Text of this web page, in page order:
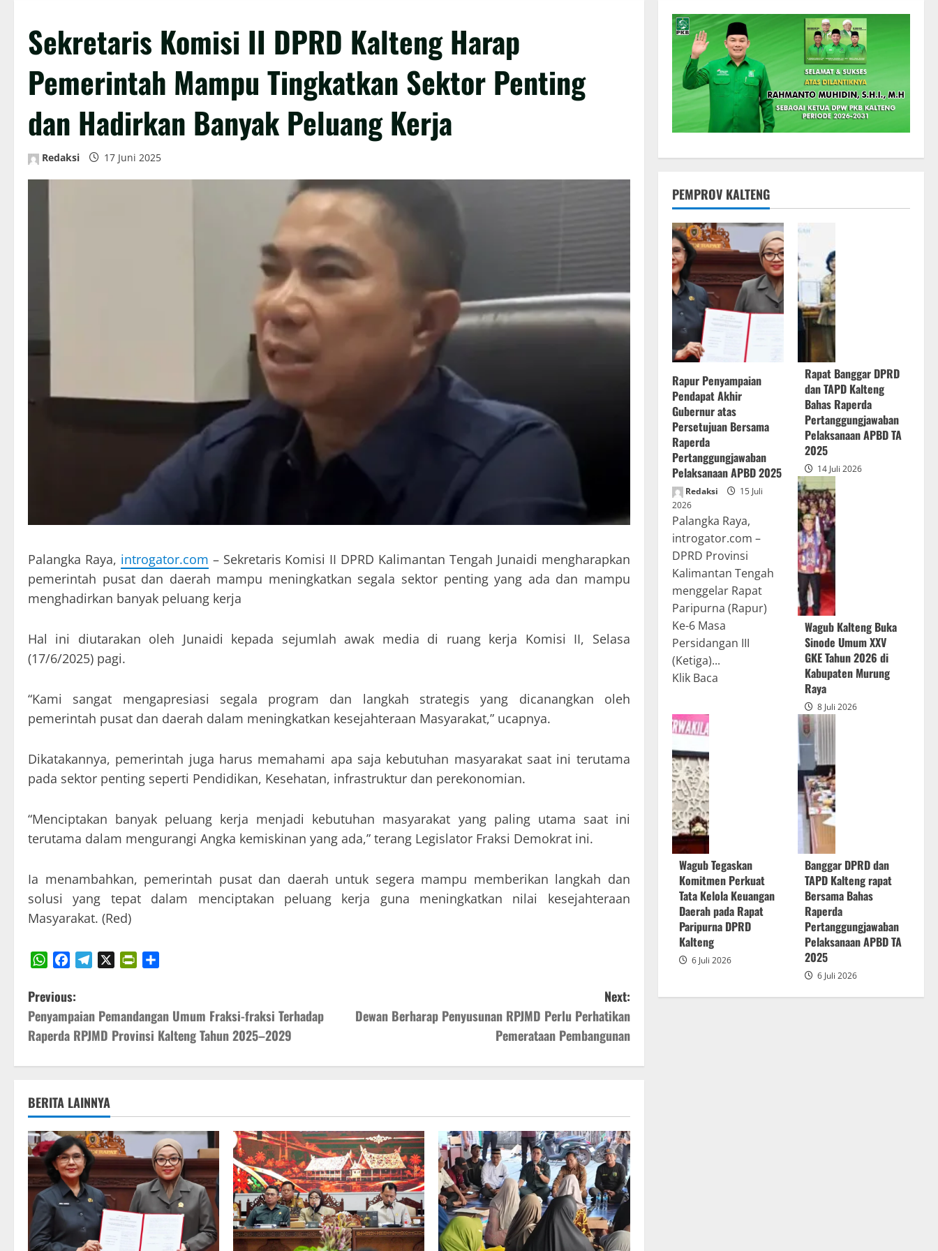
Sekretaris Komisi II DPRD Kalteng Harap
Pemerintah Mampu Tingkatkan Sektor Penting
dan Hadirkan Banyak Peluang Kerja
Redaksi 17 Juni 2025
Palangka Raya, introgator.com – Sekretaris Komisi II DPRD Kalimantan Tengah Junaidi mengharapkan
pemerintah pusat dan daerah mampu meningkatkan segala sektor penting yang ada dan mampu
menghadirkan banyak peluang kerja
Hal ini diutarakan oleh Junaidi kepada sejumlah awak media di ruang kerja Komisi II, Selasa
(17/6/2025) pagi.
“Kami sangat mengapresiasi segala program dan langkah strategis yang dicanangkan oleh
pemerintah pusat dan daerah dalam meningkatkan kesejahteraan Masyarakat,” ucapnya.
Dikatakannya, pemerintah juga harus memahami apa saja kebutuhan masyarakat saat ini terutama
pada sektor penting seperti Pendidikan, Kesehatan, infrastruktur dan perekonomian.
“Menciptakan banyak peluang kerja menjadi kebutuhan masyarakat yang paling utama saat ini
terutama dalam mengurangi Angka kemiskinan yang ada,” terang Legislator Fraksi Demokrat ini.
Ia menambahkan, pemerintah pusat dan daerah untuk segera mampu memberikan langkah dan
solusi yang tepat dalam menciptakan peluang kerja guna meningkatkan nilai kesejahteraan
Masyarakat. (Red)
P
o
s
n
a
v
g
Previous:
Penyampaian Pemandangan Umum Fraksi-fraksi Terhadap
Raperda RPJMD Provinsi Kalteng Tahun 2025–2029
Next:
Dewan Berharap Penyusunan RPJMD Perlu Perhatikan
Pemerataan Pembangunan
BERITA LAINNYA
PEMPROV KALTENG
Rapur Penyampaian
Pendapat Akhir
Gubernur atas
Persetujuan Bersama
Raperda
Pertanggungjawaban
Pelaksanaan APBD 2025
Redaksi
15 Juli
2026
Palangka Raya,
introgator.com –
DPRD Provinsi
Kalimantan Tengah
menggelar Rapat
Paripurna (Rapur)
Ke-6 Masa
Persidangan III
(Ketiga)...
Klik BacaRead
Raperda
Pertanggungjawaban
Pelaksanaan
APBD
Rapat Banggar DPRD
dan TAPD Kalteng
Bahas Raperda
Pertanggungjawaban
Pelaksanaan APBD TA
2025
14 Juli 2026
Wagub Kalteng Buka
Sinode Umum XXV
GKE Tahun 2026 di
Kabupaten Murung
Raya
8 Juli 2026
Wagub Tegaskan
Komitmen Perkuat
Tata Kelola Keuangan
Daerah pada Rapat
Paripurna DPRD
Kalteng
6 Juli 2026
Banggar DPRD dan
TAPD Kalteng rapat
Bersama Bahas
Raperda
Pertanggungjawaban
Pelaksanaan APBD TA
2025
6 Juli 2026